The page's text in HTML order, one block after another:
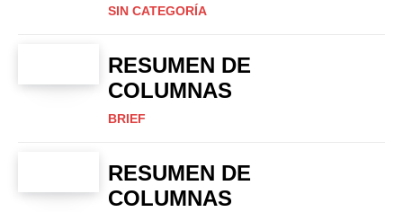
SIN CATEGORÍA
RESUMEN DE
COLUMNAS
BRIEF
RESUMEN DE
COLUMNAS